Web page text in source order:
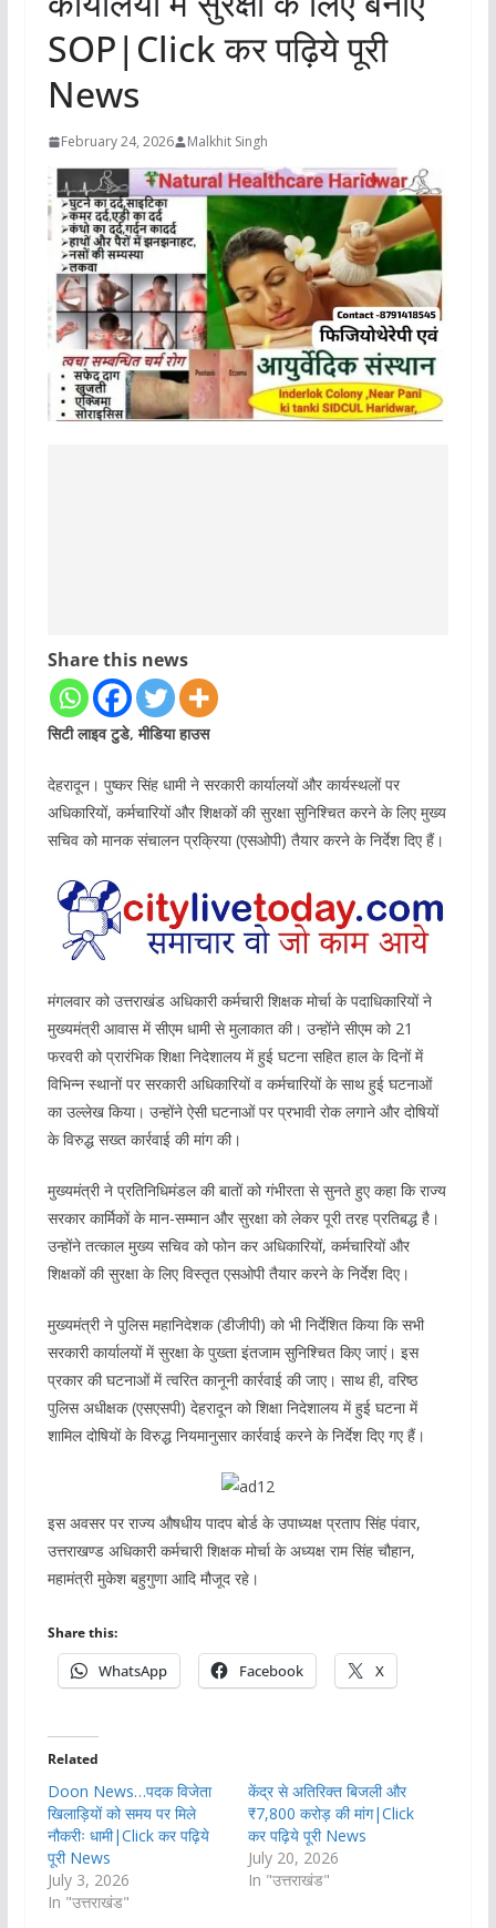
SOP|Click कर पढ़िये पूरी
News
February 24, 2026 Malkhit Singh
Share this news
सिटी लाइव टुडे, मीडिया हाउस
देहरादून। पुष्कर सिंह धामी ने सरकारी कार्यालयों और कार्यस्थलों पर
अधिकारियों, कर्मचारियों और शिक्षकों की सुरक्षा सुनिश्चित करने के लिए मुख्य
सचिव को मानक संचालन प्रक्रिया (एसओपी) तैयार करने के निर्देश दिए हैं।
मंगलवार को उत्तराखंड अधिकारी कर्मचारी शिक्षक मोर्चा के पदाधिकारियों ने
मुख्यमंत्री आवास में सीएम धामी से मुलाकात की। उन्होंने सीएम को 21
फरवरी को प्रारंभिक शिक्षा निदेशालय में हुई घटना सहित हाल के दिनों में
विभिन्न स्थानों पर सरकारी अधिकारियों व कर्मचारियों के साथ हुई घटनाओं
का उल्लेख किया। उन्होंने ऐसी घटनाओं पर प्रभावी रोक लगाने और दोषियों
के विरुद्ध सख्त कार्रवाई की मांग की।
मुख्यमंत्री ने प्रतिनिधिमंडल की बातों को गंभीरता से सुनते हुए कहा कि राज्य
सरकार कार्मिकों के मान-सम्मान और सुरक्षा को लेकर पूरी तरह प्रतिबद्ध है।
उन्होंने तत्काल मुख्य सचिव को फोन कर अधिकारियों, कर्मचारियों और
शिक्षकों की सुरक्षा के लिए विस्तृत एसओपी तैयार करने के निर्देश दिए।
मुख्यमंत्री ने पुलिस महानिदेशक (डीजीपी) को भी निर्देशित किया कि सभी
सरकारी कार्यालयों में सुरक्षा के पुख्ता इंतजाम सुनिश्चित किए जाएं। इस
प्रकार की घटनाओं में त्वरित कानूनी कार्रवाई की जाए। साथ ही, वरिष्ठ
पुलिस अधीक्षक (एसएसपी) देहरादून को शिक्षा निदेशालय में हुई घटना में
शामिल दोषियों के विरुद्ध नियमानुसार कार्रवाई करने के निर्देश दिए गए हैं।
इस अवसर पर राज्य औषधीय पादप बोर्ड के उपाध्यक्ष प्रताप सिंह पंवार,
उत्तराखण्ड अधिकारी कर्मचारी शिक्षक मोर्चा के अध्यक्ष राम सिंह चौहान,
महामंत्री मुकेश बहुगुणा आदि मौजूद रहे।
Share this:
WhatsApp Facebook X
Related
Doon News…पदक विजेता
खिलाड़ियों को समय पर मिले
नौकरीः धामी|Click कर पढ़िये
पूरी News
July 3, 2026
In "उत्तराखंड"
केंद्र से अतिरिक्त बिजली और
₹7,800 करोड़ की मांग|Click
कर पढ़िये पूरी News
July 20, 2026
In "उत्तराखंड"